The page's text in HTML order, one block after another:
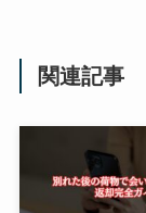
関連記事